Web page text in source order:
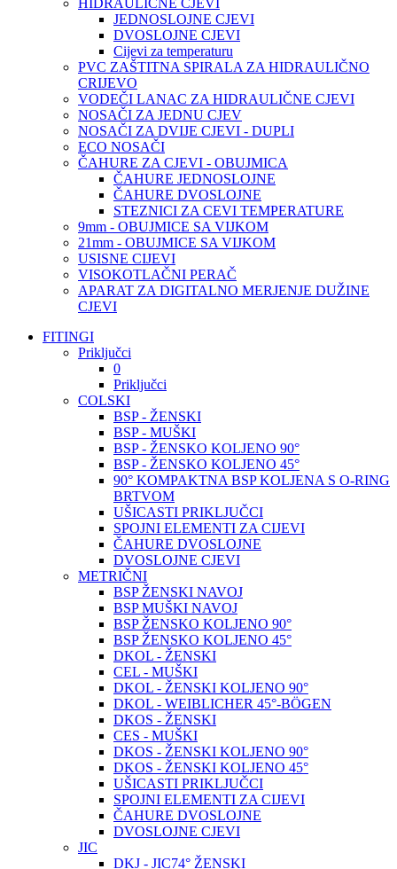
HIDRAULIČNE CJEVI
JEDNOSLOJNE CJEVI
DVOSLOJNE CJEVI
Cijevi za temperaturu
PVC ZAŠTITNA SPIRALA ZA HIDRAULIČNO
CRIJEVO
VODEČI LANAC ZA HIDRAULIČNE CJEVI
NOSAČI ZA JEDNU CJEV
NOSAČI ZA DVIJE CJEVI - DUPLI
ECO NOSAČI
ČAHURE ZA CJEVI - OBUJMICA
ČAHURE JEDNOSLOJNE
ČAHURE DVOSLOJNE
STEZNICI ZA CEVI TEMPERATURE
9mm - OBUJMICE SA VIJKOM
21mm - OBUJMICE SA VIJKOM
USISNE CIJEVI
VISOKOTLAČNI PERAČ
APARAT ZA DIGITALNO MERJENJE DUŽINE
CJEVI
FITINGI
Priključci
0
Priključci
COLSKI
BSP - ŽENSKI
BSP - MUŠKI
BSP - ŽENSKO KOLJENO 90°
BSP - ŽENSKO KOLJENO 45°
90° KOMPAKTNA BSP KOLJENA S O-RING
BRTVOM
UŠICASTI PRIKLJUČCI
SPOJNI ELEMENTI ZA CIJEVI
ČAHURE DVOSLOJNE
DVOSLOJNE CJEVI
METRIČNI
BSP ŽENSKI NAVOJ
BSP MUŠKI NAVOJ
BSP ŽENSKO KOLJENO 90°
BSP ŽENSKO KOLJENO 45°
DKOL - ŽENSKI
CEL - MUŠKI
DKOL - ŽENSKI KOLJENO 90°
DKOL - WEIBLICHER 45°-BÖGEN
DKOS - ŽENSKI
CES - MUŠKI
DKOS - ŽENSKI KOLJENO 90°
DKOS - ŽENSKI KOLJENO 45°
UŠICASTI PRIKLJUČCI
SPOJNI ELEMENTI ZA CIJEVI
ČAHURE DVOSLOJNE
DVOSLOJNE CJEVI
JIC
DKJ - JIC74° ŽENSKI